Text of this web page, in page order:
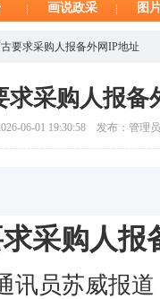
画说政采 图
要求采购人报备外网IP地址
求采购人报备
06-01 19:30:58 发布：管理
采购人报
讯员苏威报